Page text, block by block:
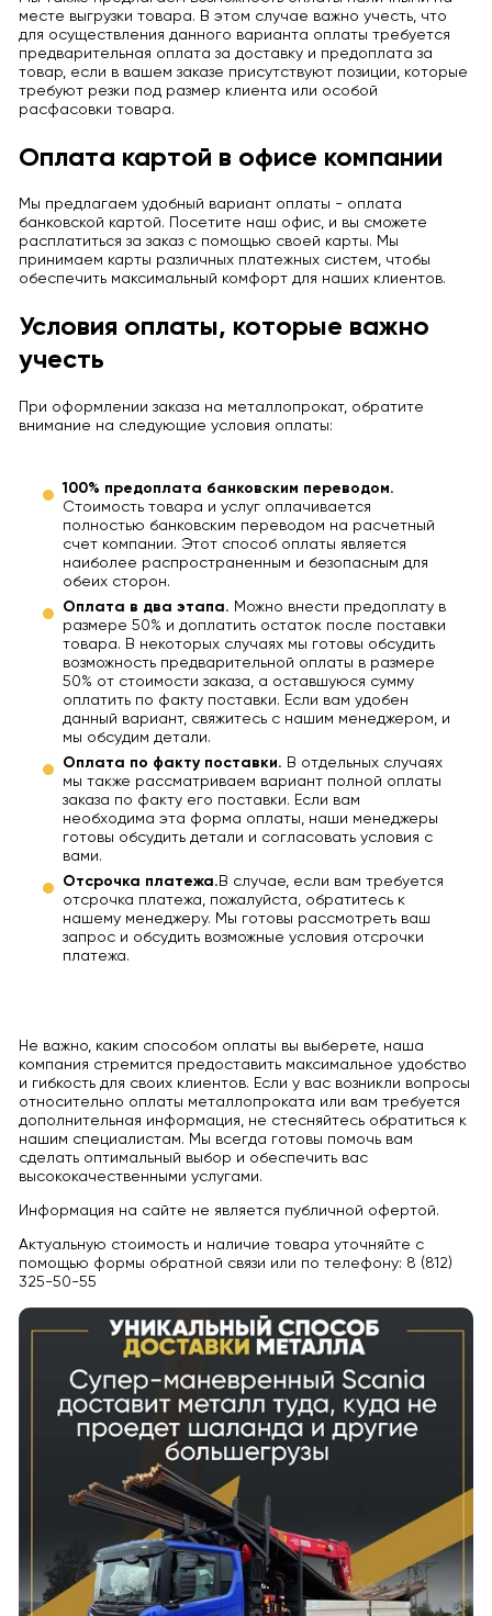
месте выгрузки товара. В этом случае важно учесть, что
для осуществления данного варианта оплаты требуется
предварительная оплата за доставку и предоплата за
товар, если в вашем заказе присутствуют позиции, которые
требуют резки под размер клиента или особой
расфасовки товара.
Оплата картой в офисе компании
Мы предлагаем удобный вариант оплаты - оплата
банковской картой. Посетите наш офис, и вы сможете
расплатиться за заказ с помощью своей карты. Мы
принимаем карты различных платежных систем, чтобы
обеспечить максимальный комфорт для наших клиентов.
Условия оплаты, которые важно
учесть
При оформлении заказа на металлопрокат, обратите
внимание на следующие условия оплаты:
100% предоплата банковским переводом.
Стоимость товара и услуг оплачивается
полностью банковским переводом на расчетный
счет компании. Этот способ оплаты является
наиболее распространенным и безопасным для
обеих сторон.
Оплата в два этапа. Можно внести предоплату в
размере 50% и доплатить остаток после поставки
товара. В некоторых случаях мы готовы обсудить
возможность предварительной оплаты в размере
50% от стоимости заказа, а оставшуюся сумму
оплатить по факту поставки. Если вам удобен
данный вариант, свяжитесь с нашим менеджером, и
мы обсудим детали.
Оплата по факту поставки. В отдельных случаях
мы также рассматриваем вариант полной оплаты
заказа по факту его поставки. Если вам
необходима эта форма оплаты, наши менеджеры
готовы обсудить детали и согласовать условия с
вами.
Отсрочка платежа. В случае, если вам требуется
отсрочка платежа, пожалуйста, обратитесь к
нашему менеджеру. Мы готовы рассмотреть ваш
запрос и обсудить возможные условия отсрочки
платежа.
Не важно, каким способом оплаты вы выберете, наша
компания стремится предоставить максимальное удобство
и гибкость для своих клиентов. Если у вас возникли вопросы
относительно оплаты металлопроката или вам требуется
дополнительная информация, не стесняйтесь обратиться к
нашим специалистам. Мы всегда готовы помочь вам
сделать оптимальный выбор и обеспечить вас
высококачественными услугами.
Информация на сайте не является публичной офертой.
Актуальную стоимость и наличие товара уточняйте с
помощью формы обратной связи или по телефону: 8 (812)
325-50-55